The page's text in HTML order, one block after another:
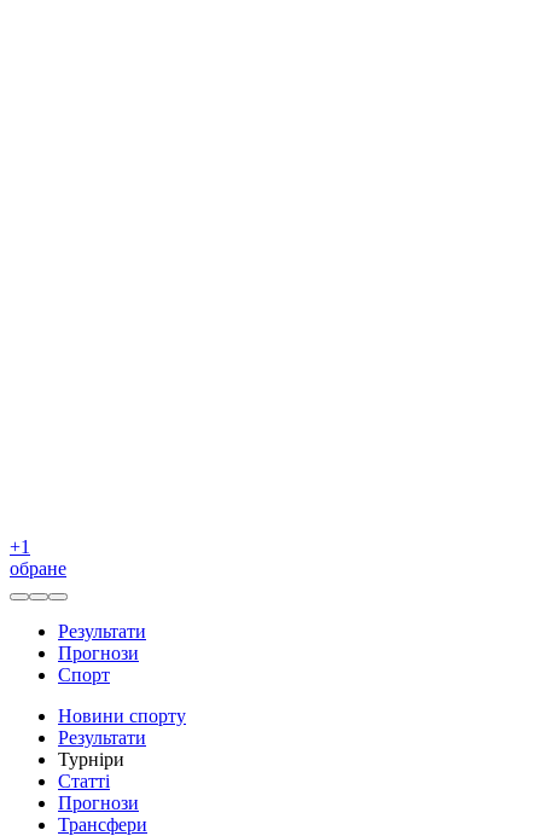
+1
обране
Результати
Прогнози
Спорт
Новини спорту
Результати
Турніри
Статті
Прогнози
Трансфери